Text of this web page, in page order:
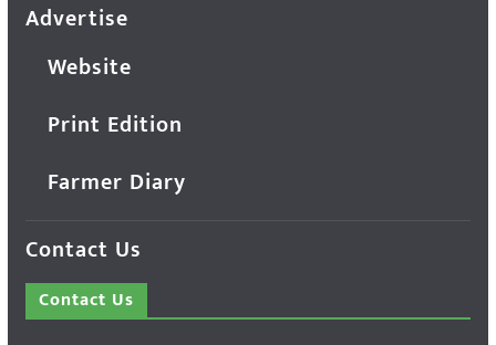
Advertise
Website
Print Edition
Farmer Diary
Contact Us
Contact Us